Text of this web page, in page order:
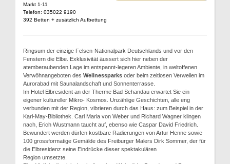
Markt 1-11
Telefon: 035022 9190
392 Betten + zusätzlich Aufbettung
Ringsum der einzige Felsen-Nationalpark Deutschlands und vor den
Fenstern die Elbe. Exklusivität äussert sich hier neben der
atemberaubenden Lage im entspannt-legeren Ambiente, in weltoffenen
Verwöhnangeboten des Wellnessparks oder beim zeitlosen Verweilen im
Aurorabad mit Saunalandschaft und Sonnenterrasse.
Im Hotel Elbresident an der Therme Bad Schandau erwartet Sie ein
eigener kultureller Mikro- Kosmos. Unzählige Geschichten, alle eng
verbunden mit der Region, vibrieren durch das Haus: zum Beispiel in der
Karl-May-Bibliothek. Carl Maria von Weber und Richard Wagner klingen
nach, Erich Wustmann taucht auf, ebenso wie Caspar David Friedrich.
Bewundert werden dürfen kostbare Radierungen von Artur Henne sowie
100 grossformatige Gemälde des Freiburger Malers Dirk Sommer, der für
die Elbresidenz seine Eindrücke dieser spektakulären
Region umsetzte.